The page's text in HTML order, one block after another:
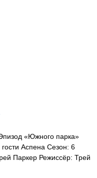
«Южного парка»
Аспена Сезон: 6
Паркер Режиссёр: Трей